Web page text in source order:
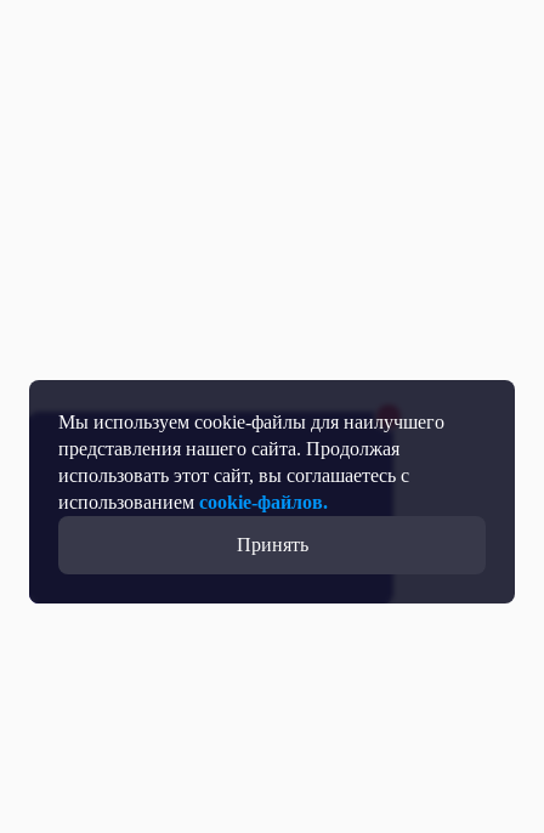
Мы используем cookie-файлы для наилучшего
представления нашего сайта. Продолжая
использовать этот сайт, вы соглашаетесь с
использованием cookie-файлов.
Принять